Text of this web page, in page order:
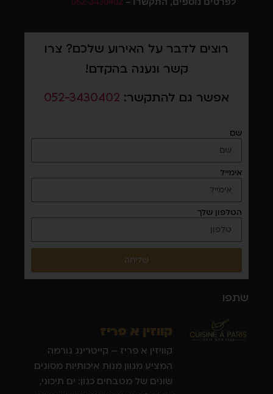
רוצים לדבר על האירוע שלכם? צרו
קשר ונענה בהקדם!
אפשר גם להתקשר: 052-3430402
שם
אימייל
הטלפון שלך
שליחה
שתפו
קווזין א פריז
קוויזין א פריז – קייטרינג גורמה
המציע מגוון מנות איכותיות מסוגים
שונים של מטבחים כגון: ים תיכוני,